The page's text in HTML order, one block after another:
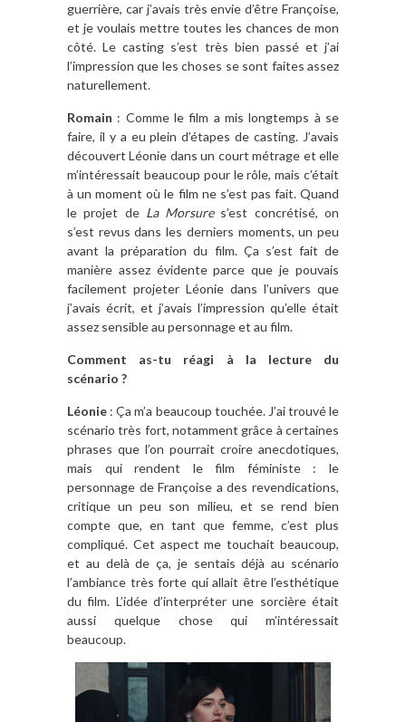
guerrière, car j’avais très envie d’être Françoise,
et je voulais mettre toutes les chances de mon
côté. Le casting s’est très bien passé et j’ai
l’impression que les choses se sont faites assez
naturellement.
Romain : Comme le film a mis longtemps à se
faire, il y a eu plein d’étapes de casting. J’avais
découvert Léonie dans un court métrage et elle
m’intéressait beaucoup pour le rôle, mais c’était
à un moment où le film ne s’est pas fait. Quand
le projet de La Morsures’est concrétisé, on
s’est revus dans les derniers moments, un peu
avant la préparation du film. Ça s’est fait de
manière assez évidente parce que je pouvais
facilement projeter Léonie dans l’univers que
j’avais écrit, et j’avais l’impression qu’elle était
assez sensible au personnage et au film.
Comment as-tu réagi à la lecture du
scénario ?
Léonie : Ça m’a beaucoup touchée. J’ai trouvé le
scénario très fort, notamment grâce à certaines
phrases que l’on pourrait croire anecdotiques,
mais qui rendent le film féministe : le
personnage de Françoise a des revendications,
critique un peu son milieu, et se rend bien
compte que, en tant que femme, c’est plus
compliqué. Cet aspect me touchait beaucoup,
et au delà de ça, je sentais déjà au scénario
l’ambiance très forte qui allait être l’esthétique
du film. L’idée d’interpréter une sorcière était
aussi quelque chose qui m’intéressait
beaucoup.